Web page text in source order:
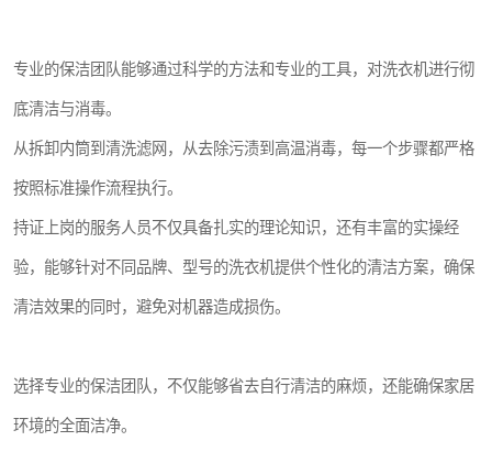
专业的保洁团队能够通过科学的方法和专业的工具，对洗衣机进行彻
底清洁与消毒。
从拆卸内筒到清洗滤网，从去除污渍到高温消毒，每一个步骤都严格
按照标准操作流程执行。
持证上岗的服务人员不仅具备扎实的理论知识，还有丰富的实操经
验，能够针对不同品牌、型号的洗衣机提供个性化的清洁方案，确保
清洁效果的同时，避免对机器造成损伤。
选择专业的保洁团队，不仅能够省去自行清洁的麻烦，还能确保家居
环境的全面洁净。